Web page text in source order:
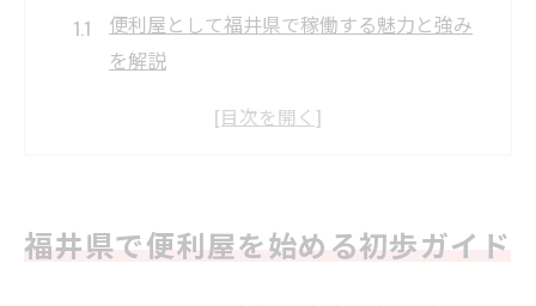
便利屋として福井県で稼働する魅力と強み
を解説
初心者が福井の便利屋稼働で気をつけたい
福井県で便利屋を始める初歩ガイド